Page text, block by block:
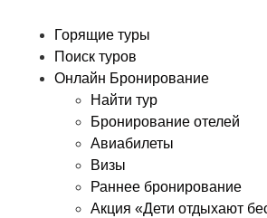
Горящие туры
Поиск туров
Онлайн Бронирование
Найти тур
Бронирование отелей
Авиабилеты
Визы
Раннее бронирование
Акция «Дети отдыхают